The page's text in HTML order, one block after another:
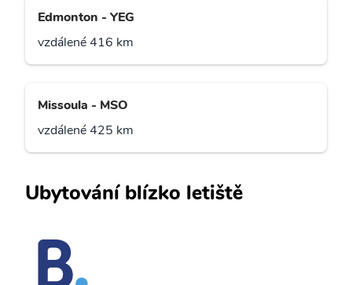
Edmonton - YEG
vzdálené 416 km
Missoula - MSO
vzdálené 425 km
Ubytování blízko letiště